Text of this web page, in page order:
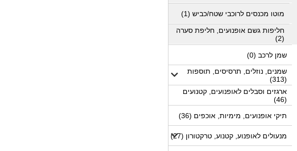
מוטו מכנסים לרוכבי שטח/כביש (1)
חליפות גשם אופנועים, חליפת סערה
(2)
שמן לרכב (0)
שמנים, נוזלים, תרסיסים, תוספות
(313)
ארגזים וסבלים לאופנועים, קטנועים
(46)
תיקי אופנועים, מימיות, אוכפים (36)
מנעולים לאופנוע, קטנוע, טרקטורון (27)